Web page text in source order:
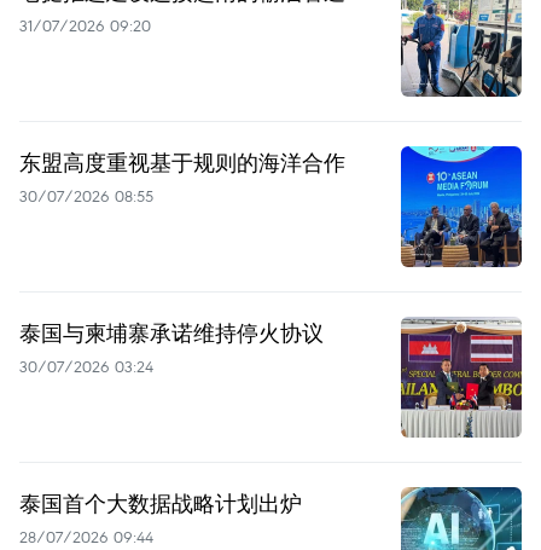
31/07/2026 09:20
东盟高度重视基于规则的海洋合作
30/07/2026 08:55
泰国与柬埔寨承诺维持停火协议
30/07/2026 03:24
泰国首个大数据战略计划出炉
28/07/2026 09:44